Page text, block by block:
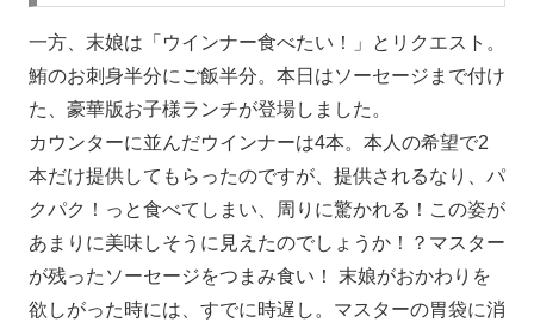
一方、末娘は「ウインナー食べたい！」とリクエスト。
鮪のお刺身半分にご飯半分。本日はソーセージまで付け
た、豪華版お子様ランチが登場しました。
カウンターに並んだウインナーは4本。本人の希望で2
本だけ提供してもらったのですが、提供されるなり、パ
クパク！っと食べてしまい、周りに驚かれる！この姿が
あまりに美味しそうに見えたのでしょうか！？マスター
が残ったソーセージをつまみ食い！ 末娘がおかわりを
欲しがった時には、すでに時遅し。マスターの胃袋に消